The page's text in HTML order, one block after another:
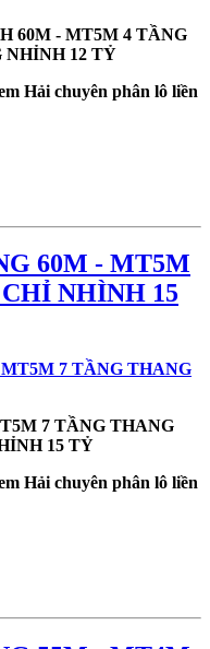
60M - MT5M 4 TẦNG
12 TỶ
Hải chuyên phân lô liền
60M - MT5M
NHÌNH 15
7 TẦNG THANG
15 TỶ
Hải chuyên phân lô liền